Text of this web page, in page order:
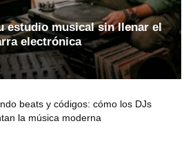
estudio musical sin llenar el
electrónica
beats y códigos: cómo los DJs
la música moderna